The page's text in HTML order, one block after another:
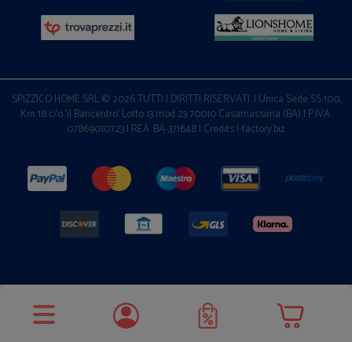
SPIZZICO HOME SRL © 2026 TUTTI I DIRITTI RISERVATI. | Unica Sede SS 100,
Km 18 c/o 'il Baricentro' Lotto 13 mod 23 70010 Casamassima (BA) | P.IVA:
07869010723 | REA: BA-371648 | Credits I-factory.biz